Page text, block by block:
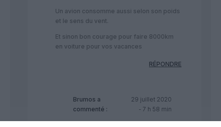
Un avion consomme aussi selon son poids
et le sens du vent.
Et sinon bon courage pour faire 8000km
en voiture pour vos vacances
RÉPONDRE
Brumos a
commenté :
29 juillet 2020
- 7 h 58 min